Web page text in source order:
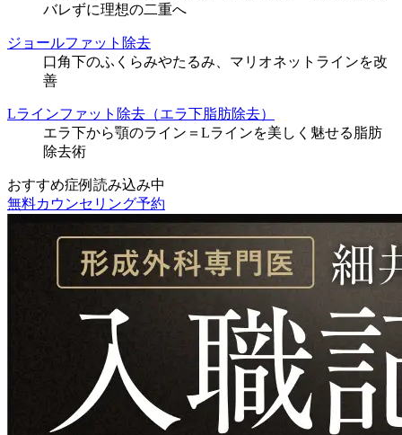
バレずに理想の二重へ
ジョールファット除去
口角下のふくらみやたるみ、マリオネットラインを改
善
Lラインファット除去（エラ下脂肪除去）
エラ下から顎のライン＝Lラインを美しく魅せる脂肪
除去術
おすすめ症例読み込み中
無料カウンセリング予約